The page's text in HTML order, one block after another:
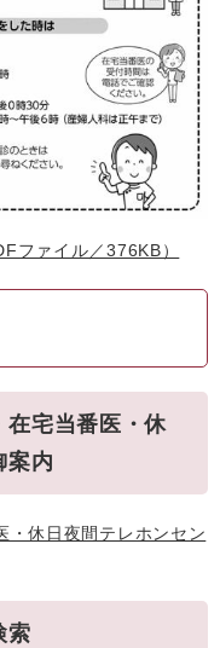
ファイル／376KB）
在宅当番医・休
案内
・休日夜間テレホンセン
索